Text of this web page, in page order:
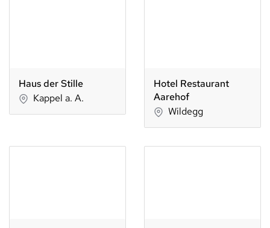
Haus der Stille
Kappel a. A.
Hotel Restaurant
Aarehof
Wildegg